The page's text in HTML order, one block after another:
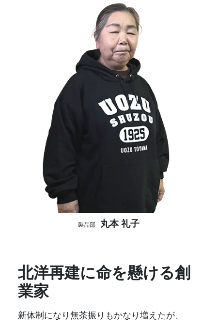
製品部 丸本 礼子
北洋再建に命を懸ける創
業家
新体制になり無茶振りもかなり増えたが、